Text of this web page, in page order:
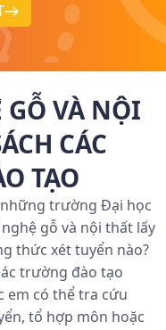
GỖ VÀ NỘI
CÁC
TẠO
trường Đại học
gỗ và nội thất lấy
thức xét tuyển nào?
trường đào tạo
em có thể tra cứu
tổ hợp môn hoặc